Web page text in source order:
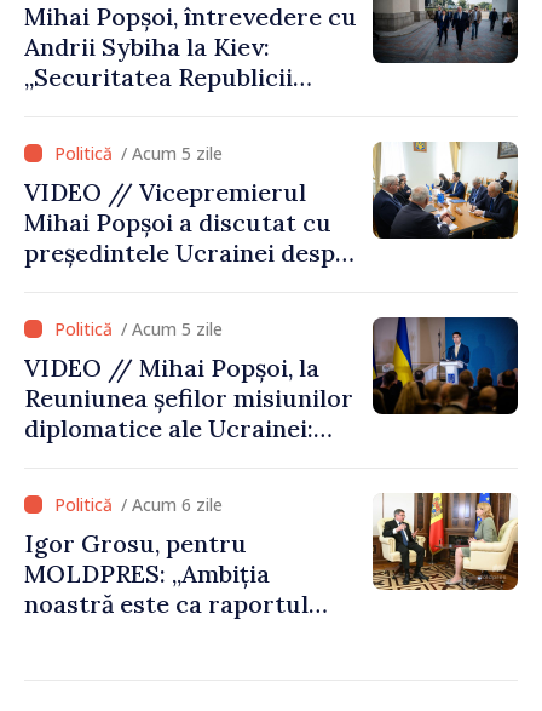
Mihai Popșoi, întrevedere cu
Andrii Sybiha la Kiev:
„Securitatea Republicii
de securitatea Ucrainei”
/ Acum 5 zile
VIDEO // Vicepremierul
Mihai Popșoi a discutat cu
președintele Ucrainei despre
hidrologice din bazinul
râului Nistru și proiecte
comune în infrastructură și
energie
/ Acum 5 zile
VIDEO // Mihai Popșoi, la
Reuniunea șefilor misiunilor
diplomatice ale Ucrainei:
alegerea. Ne-am alăturat
Ucrainei”/ Acum 6 zile
Igor Grosu, pentru
MOLDPRES: „Ambiția
noastră este ca raportul